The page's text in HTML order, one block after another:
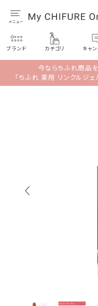
ブランド カテゴリ キャ
今ならちふれ商品
「ちふれ 薬用 リンクルジェ